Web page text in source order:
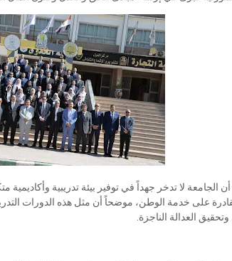
أن الجامعة لا تدخر جهداً في توفير بيئة تدريبية
على خدمة الوطن، موضحاً أن مثل هذه الدورات
العدالة الناجزة.